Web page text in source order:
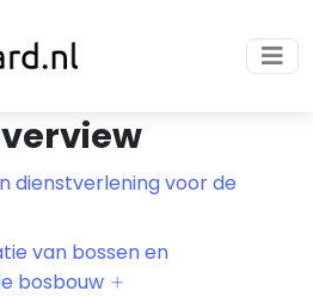
dienstverlening voor de
van bossen en
bosbouw